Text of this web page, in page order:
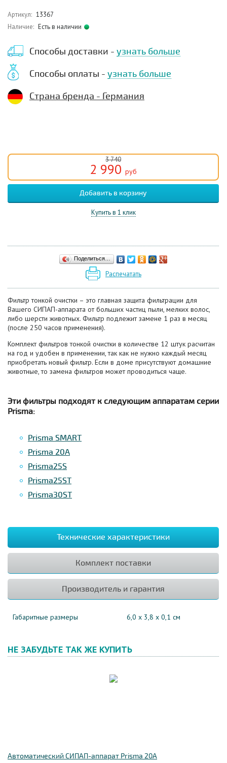
Артикул: 13367
Наличие: Есть в наличии
Способы доставки - узнать больше
Способы оплаты - узнать больше
Страна бренда - Германия
3 740
2 990 руб
Купить в 1 клик
Поделиться…
Распечатать
Фильтр тонкой очистки – это главная защита фильтрации для
Вашего СИПАП-аппарата от больших частиц пыли, мелких волос,
либо шерсти животных. Фильтр подлежит замене 1 раз в месяц
(после 250 часов применения).
Комплект фильтров тонкой очистки в количестве 12 штук расчитан
на год и удобен в применении, так как не нужно каждый месяц
приобретать новый фильтр. Если в доме присутствуют домашние
животные, то замена фильтров может проводиться чаще.
Эти фильтры подходят к следующим аппаратам серии
Prisma:
Prisma SMART
Prisma 20A
Prisma25S
Prisma25ST
Prisma30ST
Технические характеристики
Комплект поставки
Производитель и гарантия
Габаритные размеры 6,0 х 3,8 х 0,1 см
НЕ ЗАБУДЬТЕ ТАК ЖЕ КУПИТЬ
Автоматический СИПАП-аппарат Prisma 20A